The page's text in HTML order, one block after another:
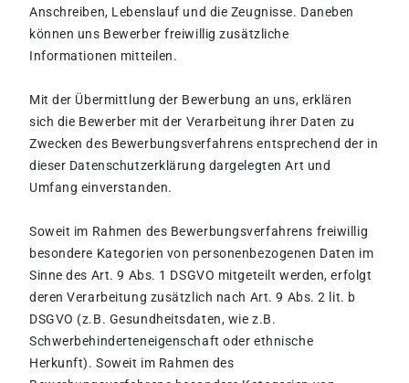
Anschreiben, Lebenslauf und die Zeugnisse. Daneben
können uns Bewerber freiwillig zusätzliche
Informationen mitteilen.
Mit der Übermittlung der Bewerbung an uns, erklären
sich die Bewerber mit der Verarbeitung ihrer Daten zu
Zwecken des Bewerbungsverfahrens entsprechend der in
dieser Datenschutzerklärung dargelegten Art und
Umfang einverstanden.
Soweit im Rahmen des Bewerbungsverfahrens freiwillig
besondere Kategorien von personenbezogenen Daten im
Sinne des Art. 9 Abs. 1 DSGVO mitgeteilt werden, erfolgt
deren Verarbeitung zusätzlich nach Art. 9 Abs. 2 lit. b
DSGVO (z.B. Gesundheitsdaten, wie z.B.
Schwerbehinderteneigenschaft oder ethnische
Herkunft). Soweit im Rahmen des